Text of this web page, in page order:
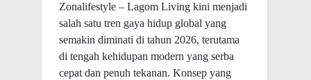
Zonalifestyle – Lagom Living kini menjadi
salah satu tren gaya hidup global yang
semakin diminati di tahun 2026, terutama
di tengah kehidupan modern yang serba
cepat dan penuh tekanan. Konsep yang